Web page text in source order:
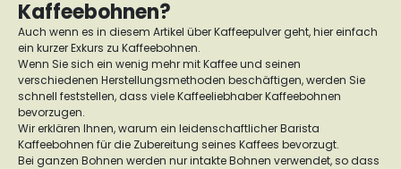
Kaffeebohnen?
Auch wenn es in diesem Artikel über Kaffeepulver geht, hier einfach
ein kurzer Exkurs zu Kaffeebohnen.
Wenn Sie sich ein wenig mehr mit Kaffee und seinen
verschiedenen Herstellungsmethoden beschäftigen, werden Sie
schnell feststellen, dass viele Kaffeeliebhaber Kaffeebohnen
bevorzugen.
Wir erklären Ihnen, warum ein leidenschaftlicher Barista
Kaffeebohnen für die Zubereitung seines Kaffees bevorzugt.
Bei ganzen Bohnen werden nur intakte Bohnen verwendet, so dass